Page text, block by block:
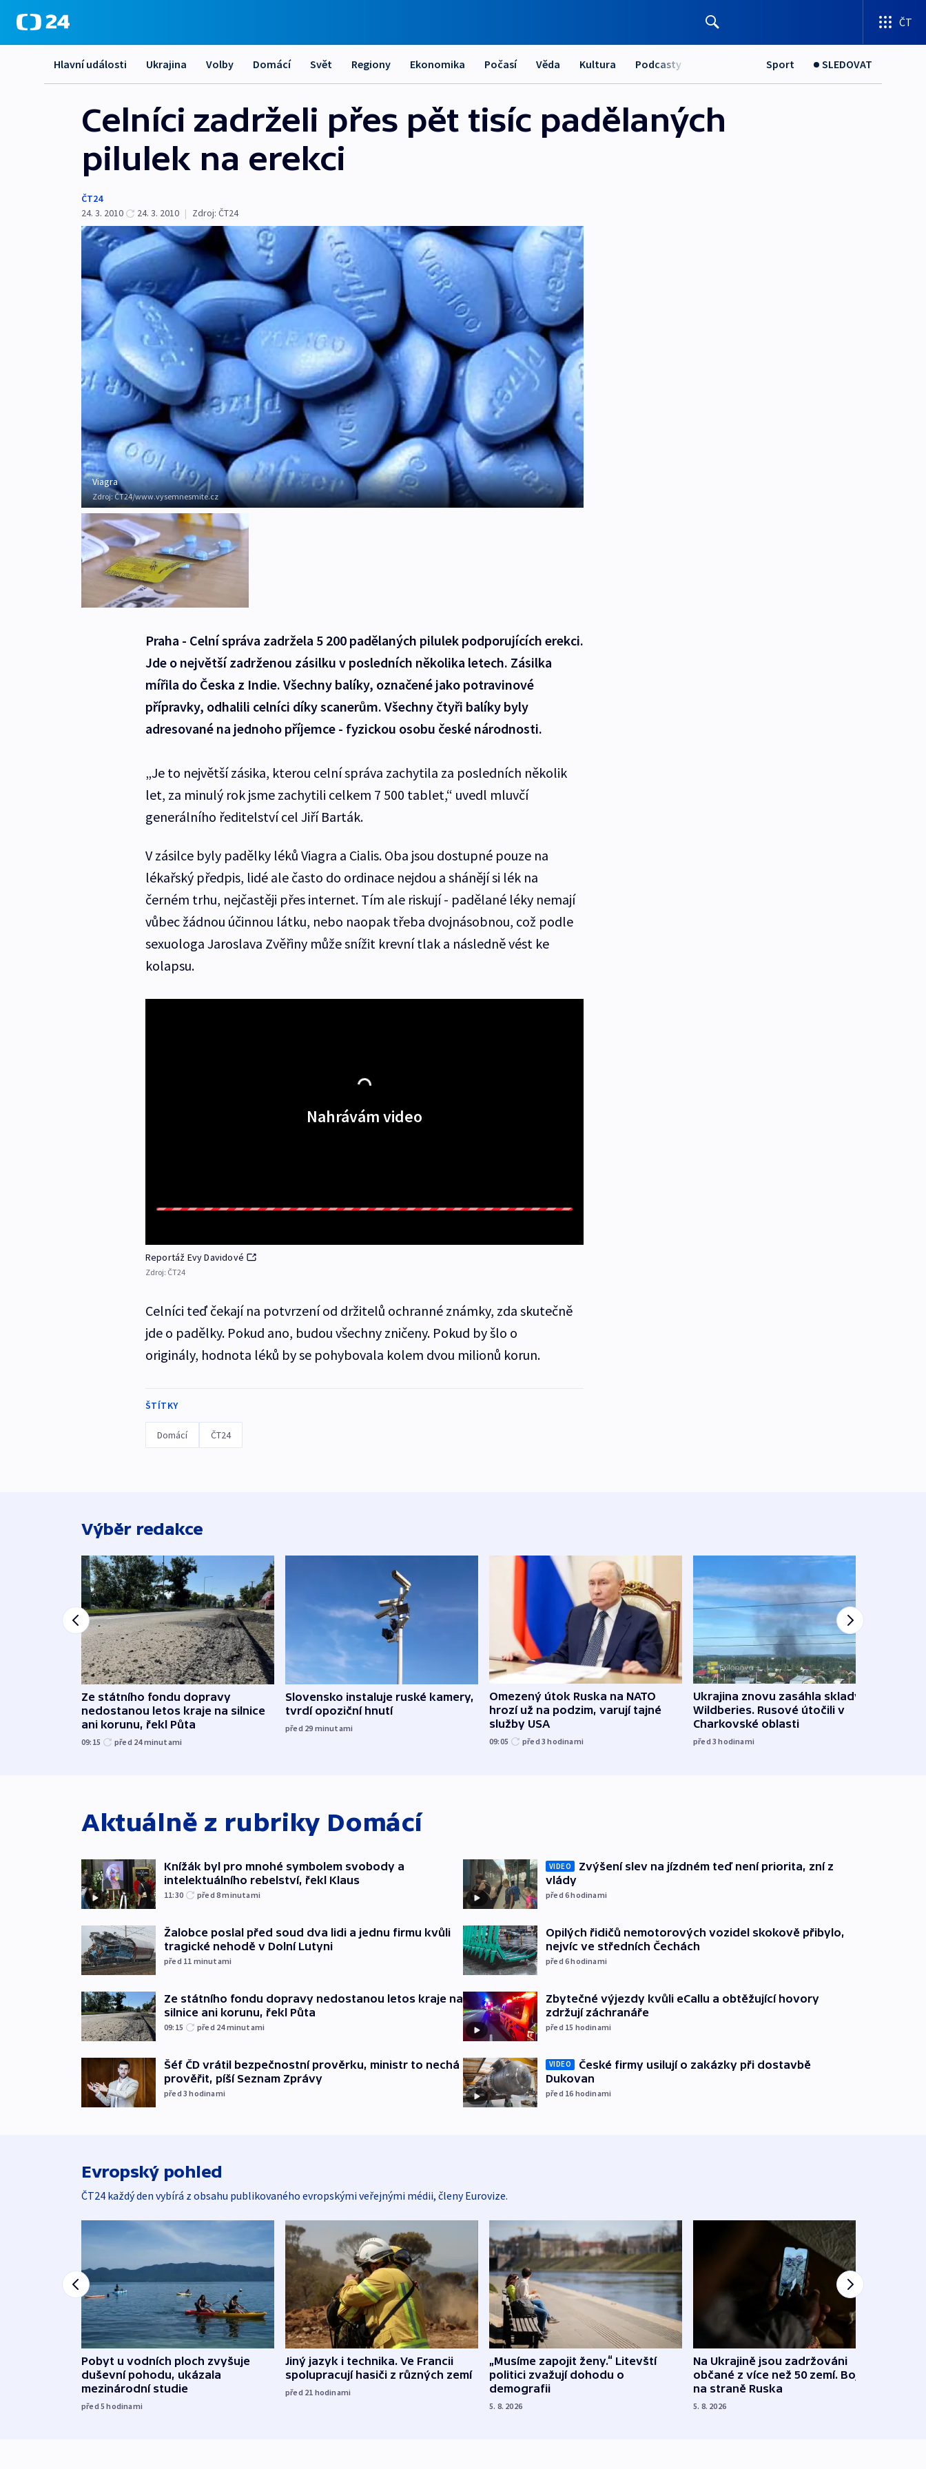
ČT
Hlavní události Ukrajina Volby Domácí Svět Regiony Ekonomika Počasí Věda Kultura Podcasty Sport SLEDOVAT
Celníci zadrželi přes pět tisíc padělaných
pilulek na erekci
ČT24
24. 3. 2010
24. 3. 2010 | Zdroj: ČT24
Viagra
Zdroj:ČT24/www.vysemnesmite.cz
Praha - Celní správa zadržela 5 200 padělaných pilulek podporujících erekci.
Jde o největší zadrženou zásilku v posledních několika letech. Zásilka
mířila do Česka z Indie. Všechny balíky, označené jako potravinové
přípravky, odhalili celníci díky scanerům. Všechny čtyři balíky byly
adresované na jednoho příjemce - fyzickou osobu české národnosti.
„Je to největší zásika, kterou celní správa zachytila za posledních několik
let, za minulý rok jsme zachytili celkem 7 500 tablet,“ uvedl mluvčí
generálního ředitelství cel Jiří Barták.
V zásilce byly padělky léků Viagra a Cialis. Oba jsou dostupné pouze na
lékařský předpis, lidé ale často do ordinace nejdou a shánějí si lék na
černém trhu, nejčastěji přes internet. Tím ale riskují - padělané léky nemají
vůbec žádnou účinnou látku, nebo naopak třeba dvojnásobnou, což podle
sexuologa Jaroslava Zvěřiny může snížit krevní tlak a následně vést ke
kolapsu.
Nahrávám video
Reportáž Evy Davidové
Zdroj: ČT24
Celníci teď čekají na potvrzení od držitelů ochranné známky, zda skutečně
jde o padělky. Pokud ano, budou všechny zničeny. Pokud by šlo o
originály, hodnota léků by se pohybovala kolem dvou milionů korun.
ŠTÍTKY
Domácí ČT24
Výběr redakce
Ze státního fondu dopravy
nedostanou letos kraje na silnice
ani korunu, řekl Půta
09:15 před 24minutami
Slovensko instaluje ruské kamery,
tvrdí opoziční hnutí
před 29 minutami
Omezený útok Ruska na NATO
hrozí už na podzim, varují tajné
služby USA
09:05 před 3hodinami
Ukrajina znovu zasáhla sklady
Wildberies. Rusové útočili v
Charkovské oblasti
před 3hodinami
Aktuálně z rubriky Domácí
Knížák byl pro mnohé symbolem svobody a
intelektuálního rebelství, řekl Klaus
11:30 před 8minutami
Žalobce poslal před soud dva lidi a jednu firmu kvůli
tragické nehodě v Dolní Lutyni
před 11 minutami
Ze státního fondu dopravy nedostanou letos kraje na
silnice ani korunu, řekl Půta
09:15 před 24minutami
Šéf ČD vrátil bezpečnostní prověrku, ministr to nechá
prověřit, píší Seznam Zprávy
před 3hodinami
VIDEO
Zvýšení slev na jízdném teď není priorita, zní z
vlády
před 6hodinami
Opilých řidičů nemotorových vozidel skokově přibylo,
nejvíc ve středních Čechách
před 6hodinami
Zbytečné výjezdy kvůli eCallu a obtěžující hovory
zdržují záchranáře
před 15 hodinami
VIDEO
České firmy usilují o zakázky při dostavbě
Dukovan
před 16 hodinami
Evropský pohled
ČT24 každý den vybírá z obsahu publikovaného evropskými veřejnými médii, členy Eurovize.
Pobyt u vodních ploch zvyšuje
duševní pohodu, ukázala
mezinárodní studie
před 5hodinami
Jiný jazyk i technika. Ve Francii
spolupracují hasiči z různých zemí
před 21 hodinami
„Musíme zapojit ženy.“ Litevští
politici zvažují dohodu o
demografii
5. 8. 2026
Na Ukrajině jsou zadržováni
občané z více než 50 zemí. Bojovali
na straně Ruska
5. 8. 2026